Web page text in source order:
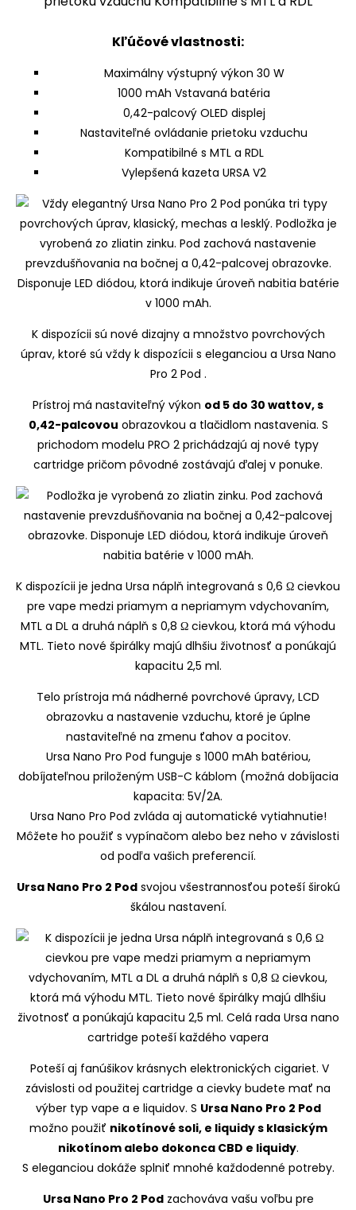
Kľúčové vlastnosti:
Maximálny výstupný výkon 30 W
1000 mAh Vstavaná batéria
0,42-palcový OLED displej
Nastaviteľné ovládanie prietoku vzduchu
Kompatibilné s MTL a RDL
Vylepšená kazeta URSA V2
K dispozícii sú nové dizajny a množstvo povrchových
úprav, ktoré sú vždy k dispozícii s eleganciou a Ursa Nano
Pro 2 Pod .
Prístroj má nastaviteľný výkon od 5 do 30 wattov, s
0,42-palcovou obrazovkou a tlačidlom nastavenia. S
prichodom modelu PRO 2 prichádzajú aj nové typy
cartridge pričom pôvodné zostávajú ďalej v ponuke.
K dispozícii je jedna Ursa náplň integrovaná s 0,6 Ω cievkou
pre vape medzi priamym a nepriamym vdychovaním,
MTL a DL a druhá náplň s 0,8 Ω cievkou, ktorá má výhodu
MTL. Tieto nové špirálky majú dlhšiu životnosť a ponúkajú
kapacitu 2,5 ml.
Telo prístroja má nádherné povrchové úpravy, LCD
obrazovku a nastavenie vzduchu, ktoré je úplne
nastaviteľné na zmenu ťahov a pocitov.
Ursa Nano Pro Pod funguje s 1000 mAh batériou,
dobíjateľnou priloženým USB-C káblom (možná dobíjacia
kapacita: 5V/2A.
Ursa Nano Pro Pod zvláda aj automatické vytiahnutie!
Môžete ho použiť s vypínačom alebo bez neho v závislosti
od podľa vašich preferencií.
Ursa Nano Pro 2 Podsvojou všestrannosťou poteší širokú
škálou nastavení.
Poteší aj fanúšikov krásnych elektronických cigariet. V
závislosti od použitej cartridge a cievky budete mať na
výber typ vape a e liquidov. S Ursa Nano Pro 2 Pod
možno použiť nikotínové soli, e liquidy s klasickým
nikotínom alebo dokonca CBD e liquidy.
S eleganciou dokáže splniť mnohé každodenné potreby.
Ursa Nano Pro 2 Podzachováva vašu voľbu pre